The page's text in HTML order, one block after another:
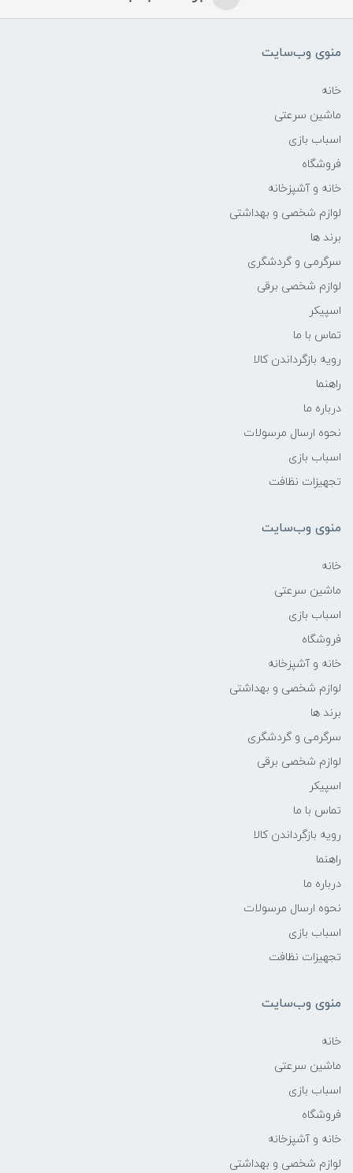
منوی وب‌سایت
خانه
ماشین سرعتی
اسباب بازی
فروشگاه
خانه و آشپزخانه
لوازم شخصی و بهداشتی
برند ها
سرگرمی و گردشگری
لوازم شخصی برقی
اسپیکر
تماس با ما
رویه بازگرداندن کالا
راهنما
درباره ما
نحوه ارسال مرسولات
اسباب بازی
تجهیزات نظافت
منوی وب‌سایت
خانه
ماشین سرعتی
اسباب بازی
فروشگاه
خانه و آشپزخانه
لوازم شخصی و بهداشتی
برند ها
سرگرمی و گردشگری
لوازم شخصی برقی
اسپیکر
تماس با ما
رویه بازگرداندن کالا
راهنما
درباره ما
نحوه ارسال مرسولات
اسباب بازی
تجهیزات نظافت
منوی وب‌سایت
خانه
ماشین سرعتی
اسباب بازی
فروشگاه
خانه و آشپزخانه
لوازم شخصی و بهداشتی